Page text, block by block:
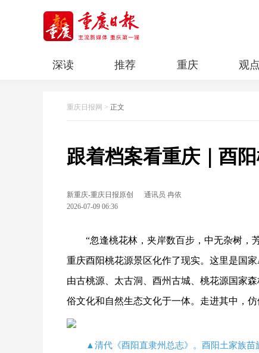
深读 推荐 重庆 观点
重庆日报网 > 正文
跟着档案看重庆｜酉
新重庆-重庆日报原创
通讯员 冉依
2026-07-09 06:36
“忽逢桃花林，夹岸数百步，中无杂树
重庆酉阳桃花源景区化作了现实。这里是国
由古桃源、太古洞、酉州古城、桃花源国家
俗文化和自然生态文化于一体。走进其中，
▲清代《酉阳直隶州总志》。酉阳土家族苗